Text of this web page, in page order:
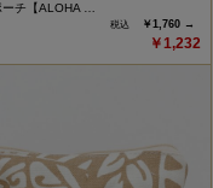
ーチ【ALOHA …
￥1,760 →
￥1,232